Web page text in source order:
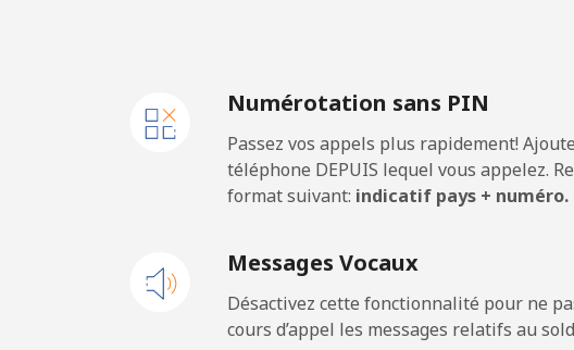
Caribbean Netherlands
Ligne fixe ⁦32.5c⁩
Cayman Islands
Ligne fixe ⁦27.9c⁩
Numérotation sans PIN
Passez vos appels plus rapidement!
téléphone DEPUIS lequel vous appelez.
format suivant: indicatif pays + numéro.
Messages Vocaux
Désactivez cette fonctionnalité pour ne
cours d’appel les messages relatifs au